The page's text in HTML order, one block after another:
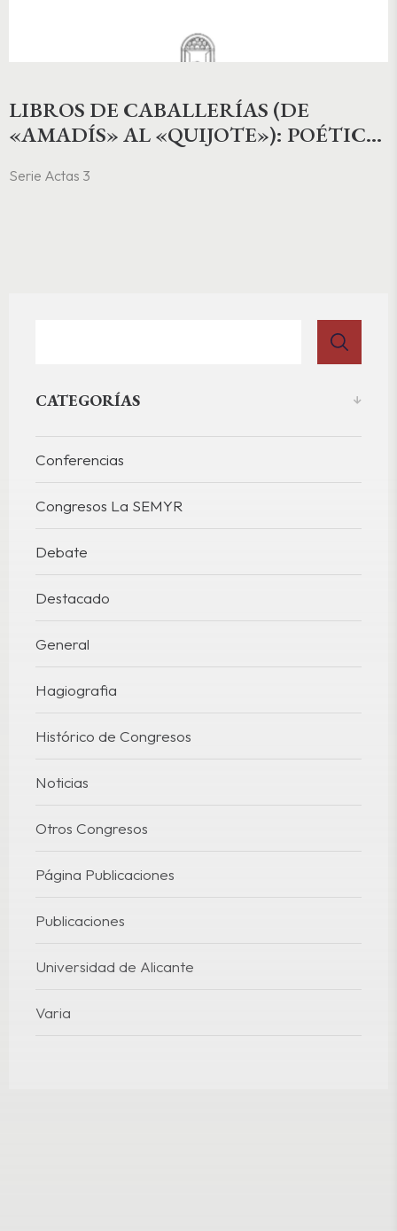
LIBROS DE CABALLERÍAS (DE
«AMADÍS» AL «QUIJOTE»): POÉTICA,
IDENTIDAD
Serie Actas 3
CATEGORÍAS
Conferencias
Congresos La SEMYR
Debate
Destacado
General
Hagiografia
Histórico de Congresos
Noticias
Otros Congresos
Página Publicaciones
Publicaciones
Universidad de Alicante
Varia